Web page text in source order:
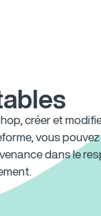
créer et
vous
dans le